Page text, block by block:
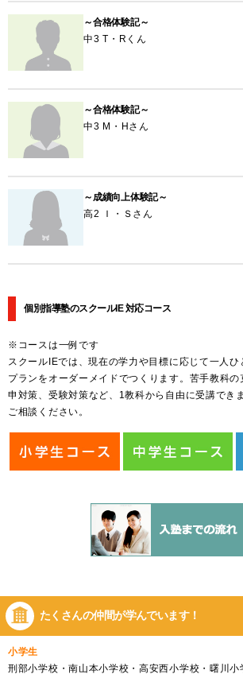
～合格体験記～
中3 T・Rくん
～合格体験記～
中3 M・Hさん
～成績向上体験記～
高2 Ｉ・Ｓさん
個別指導塾のスクールIE 対応コース
※コースは一例です
スクールIEでは、現在の学力や目標に応じて一人ひ
プランをオーダーメイドでつくります。苦手教科の
申対策、受験対策など、1教科から自由に受講でき
ご相談ください。
たくさんの仲間が学んでいます！
小学生
刑部小学校・南山本小学校・高安西小学校・曙川小